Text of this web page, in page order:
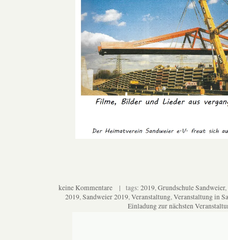
keine Kommentare| tags: 2019,Grundschule Sandweier,
2019,Sandweier 2019,Veranstaltung,Veranstaltung in
Einladung zur nächsten